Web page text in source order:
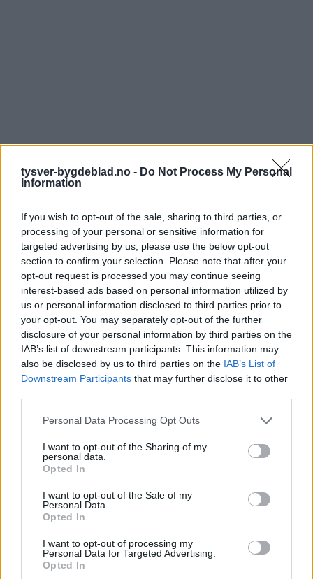
tysver-bygdeblad.no - Do Not Process My Personal
Information
If you wish to opt-out of the sale, sharing to third parties, or
processing of your personal or sensitive information for
targeted advertising by us, please use the below opt-out
section to confirm your selection. Please note that after your
opt-out request is processed you may continue seeing
interest-based ads based on personal information utilized by
us or personal information disclosed to third parties prior to
your opt-out. You may separately opt-out of the further
disclosure of your personal information by third parties on the
IAB’s list of downstream participants. This information may
also be disclosed by us to third parties on the IAB’s List of
Downstream Participants that may further disclose it to other
Personal Data Processing Opt Outs
I want to opt-out of the Sharing of my
personal data.
Opted In
I want to opt-out of the Sale of my
Personal Data.
Opted In
I want to opt-out of processing my
Personal Data for Targeted Advertising.
Opted In